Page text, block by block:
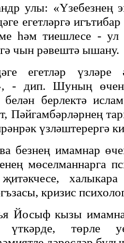
улы: «Үзебезнең
егетләргә
һәм тиешлесе -
чын рәвештә ышану.
егетләр үзләре
- дип. Шуның
белән берлектә
Пәйгамбәрләрнең
үзләштерергә
безнең имамнар
мөселманнарга
җитәкчесе,
кризис
Йосыф кызы
үткәрде, төрле